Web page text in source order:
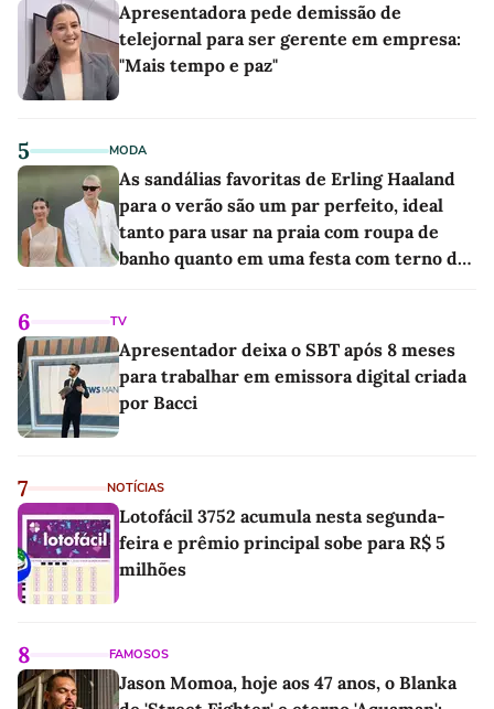
Apresentadora pede demissão de
telejornal para ser gerente em empresa:
"Mais tempo e paz"
5 MODA
As sandálias favoritas de Erling Haaland
para o verão são um par perfeito, ideal
tanto para usar na praia com roupa de
banho quanto em uma festa com terno de
6 TV
Apresentador deixa o SBT após 8 meses
para trabalhar em emissora digital criada
por Bacci
7 NOTÍCIAS
Lotofácil 3752 acumula nesta segunda-
feira e prêmio principal sobe para R$ 5
milhões
8 FAMOSOS
Jason Momoa, hoje aos 47 anos, o Blanka